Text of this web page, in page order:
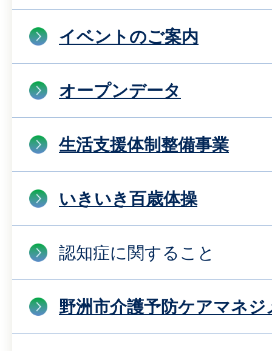
イベントのご案内
オープンデータ
生活支援体制整備事業
いきいき百歳体操
認知症に関すること
野洲市介護予防ケアマネジ